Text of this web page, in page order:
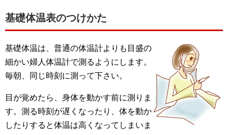
基礎体温表のつけかた
基礎体温は、普通の体温計よりも目盛の
細かい婦人体温計で測るようにします。
毎朝、同じ時刻に測って下さい。
目が覚めたら、身体を動かす前に測りま
す。測る時刻が遅くなったり、体を動か
したりすると体温は高くなってしまいま